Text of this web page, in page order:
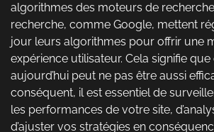
algorithmes des moteurs de
recherche, comme Google, mettent
jour leurs algorithmes pour offrir une
expérience utilisateur. Cela signifie
aujourd’hui peut ne pas être aussi
conséquent, il est essentiel de
les performances de votre site,
d’ajuster vos stratégies en